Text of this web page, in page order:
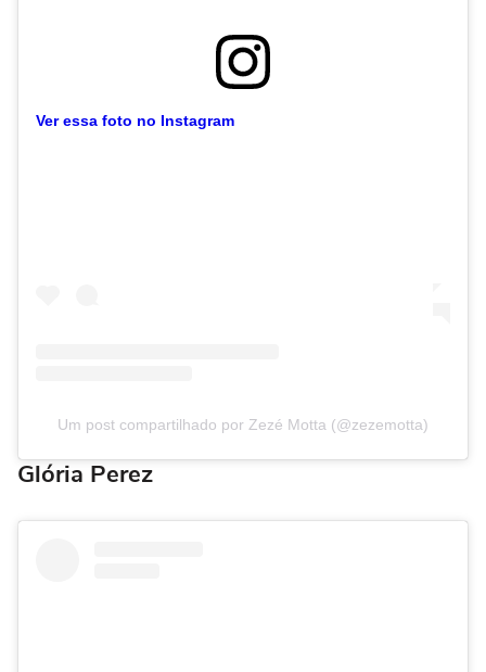
Ver essa foto no Instagram
Um post compartilhado por Zezé Motta (@zezemotta)
Glória Perez